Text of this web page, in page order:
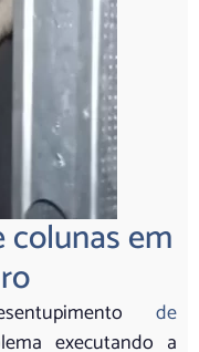
em
de
executando a